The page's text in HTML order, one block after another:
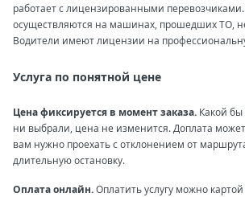
работает с лицензированными
осуществляются на машинах, прошедших ТО,
Водители имеют лицензии на
Услуга по понятной цене
Цена фиксируется в момент заказа. Какой
ни выбрали, цена не изменится. Доплата
вам нужно проехать с отклонением от
длительную остановку.
Оплата онлайн.Оплатить услугу можно